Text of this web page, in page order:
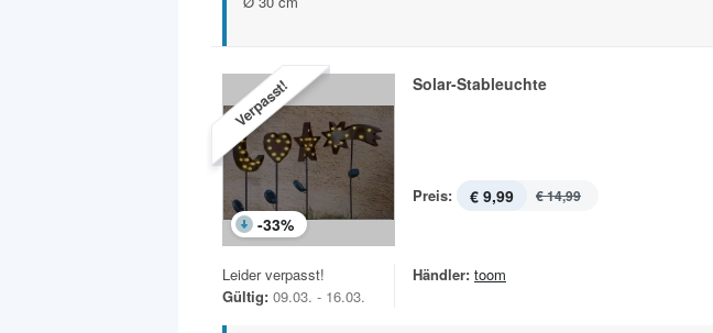
Verpasst!
-33%
Solar-Stableuchte
Preis: € 9,99 € 14,99
Leider verpasst!
Gültig: 09.03. - 16.03.
Händler: toom